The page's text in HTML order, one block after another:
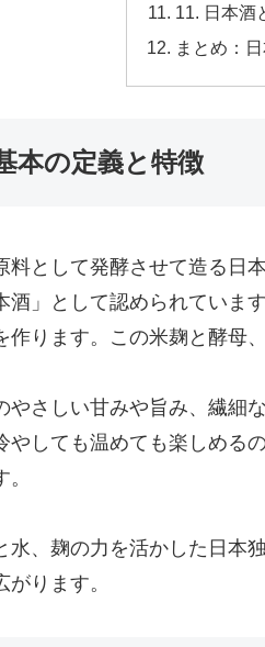
11. 日本酒
まとめ：
本の定義と特徴
料として発酵させて造る日
酒」として認められていま
作ります。この米麹と酵母
やさしい甘みや旨み、繊
やしても温めても楽しめる
水、麹の力を活かした日本
ります。